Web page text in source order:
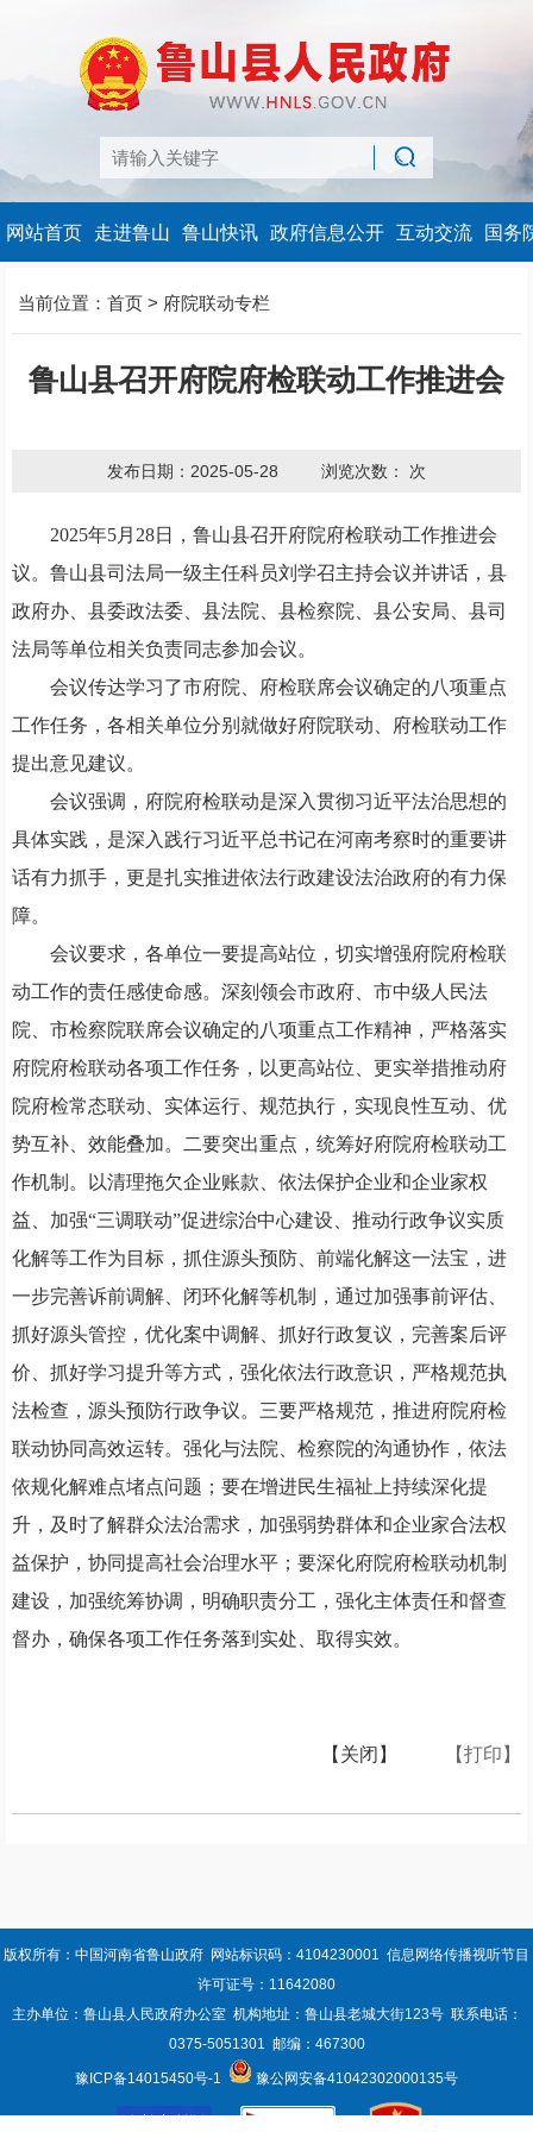
网站首页 走进鲁山 鲁山快讯 政府信息公开 互动交流 国务
当前位置： 首页 > 府院联动专栏
鲁山县召开府院府检联动工作推进会
发布日期：2025-05-28 浏览次数： 次
2025年5月 28日， 鲁山县召开府院府检联动工作推进会
议。 鲁山县司法局一级主任科员刘学召主持会议并讲话， 县
政府办、县委政法委、县法院、县检察院、县公安局、县司
法局等单位相关负责同志参加会议。
会议传达学习了市府院、府检联席会议确定的八项重点
工作任务，各相关单位分别就做好府院联动、府检联动工作
提出意见建议。
会议强调，府院府检联动是深入贯彻习近平法治思想的
具体实践，是深入践行习近平总书记在河南考察时的重要讲
话有力抓手，更是扎实推进依法行政建设法治政府的有力保
障。
会议要求， 各单位一要提高站位，切实增强府院府检联
动工作的责任感使命感。深刻领会市政府、市中级人民法
院、市检察院联席会议确定的八项重点工作精神 ，严格落实
府院府检联动各项工作任务，以更高站位、更实举措推动府
院府检常态联动、实体运行、规范执行，实现良性互动、优
势互补、效能叠加。二要突出重点，统筹好府院府检联动工
作机制。以清理拖欠企业账款、 依法保护企业和企业家权
益 、加强“三调联动”促进综治中心建设、推动行政争议实质
化解等工作为目标，抓住源头预防、前端化解这一法宝，进
一步完善诉前调解、闭环化解等机制，通过加强事前评估、
抓好源头管控，优化案中调解、抓好行政复议，完善案后评
价、抓好学习提升等方式，强化依法行政意识，严格规范执
法检查，源头预防行政争议。三要严格规范，推进府院府检
联动协同高效运转。强化与法院、检察院的沟通协作，依法
依规化解难点堵点问题；要在增进民生福祉上持续深化提
升，及时了解群众法治需求，加强弱势群体和企业家合法权
益保护，协同提高社会治理水平；要深化府院府检联动机制
建设，加强统筹协调，明确职责分工，强化主体责任和督查
督办，确保各项工作任务落到实处、取得实效。
【打印】
【关闭】
版权所有：中国河南省鲁山政府 网站标识码：4104230001 信息网络传播视听节目
许可证号：11642080
主办单位：鲁山县人民政府办公室 机构地址：鲁山县老城大街123号 联系电话：
0375-5051301 邮编：467300
豫ICP备14015450号-1 豫公网安备41042302000135号